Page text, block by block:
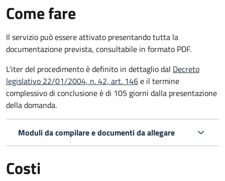
Come fare
Il servizio può essere attivato presentando tutta la
documentazione prevista, consultabile in formato PDF.
L'iter del procedimento è definito in dettaglio dal Decreto
legislativo 22/01/2004, n. 42, art. 146e il termine
complessivo di conclusione è di 105 giorni dalla presentazione
della domanda.
Moduli da compilare e documenti da allegare
Costi